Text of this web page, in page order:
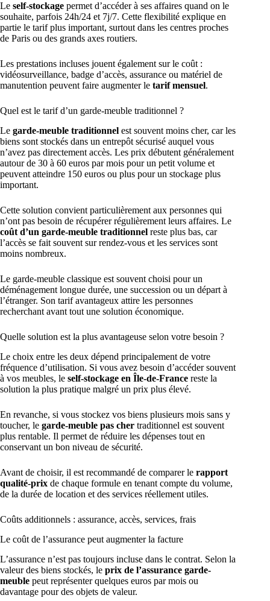
Le self-stockage permet d’accéder à ses affaires quand on le
souhaite, parfois 24h/24 et 7j/7. Cette flexibilité explique en
partie le tarif plus important, surtout dans les centres proches
de Paris ou des grands axes routiers.
Les prestations incluses jouent également sur le coût :
vidéosurveillance, badge d’accès, assurance ou matériel de
manutention peuvent faire augmenter le tarif mensuel.
Quel est le tarif d’un garde-meuble traditionnel ?
Le garde-meuble traditionnel est souvent moins cher, car les
biens sont stockés dans un entrepôt sécurisé auquel vous
n’avez pas directement accès. Les prix débutent généralement
autour de 30 à 60 euros par mois pour un petit volume et
peuvent atteindre 150 euros ou plus pour un stockage plus
important.
Cette solution convient particulièrement aux personnes qui
n’ont pas besoin de récupérer régulièrement leurs affaires. Le
coût d’un garde-meuble traditionnel reste plus bas, car
l’accès se fait souvent sur rendez-vous et les services sont
moins nombreux.
Le garde-meuble classique est souvent choisi pour un
déménagement longue durée, une succession ou un départ à
l’étranger. Son tarif avantageux attire les personnes
recherchant avant tout une solution économique.
Quelle solution est la plus avantageuse selon votre besoin ?
Le choix entre les deux dépend principalement de votre
fréquence d’utilisation. Si vous avez besoin d’accéder souvent
à vos meubles, le self-stockage en Île-de-France reste la
solution la plus pratique malgré un prix plus élevé.
En revanche, si vous stockez vos biens plusieurs mois sans y
toucher, le garde-meuble pas cher traditionnel est souvent
plus rentable. Il permet de réduire les dépenses tout en
conservant un bon niveau de sécurité.
Avant de choisir, il est recommandé de comparer le rapport
qualité-prix de chaque formule en tenant compte du volume,
de la durée de location et des services réellement utiles.
Coûts additionnels : assurance, accès, services, frais
Le coût de l’assurance peut augmenter la facture
L’assurance n’est pas toujours incluse dans le contrat. Selon la
valeur des biens stockés, le prix de l’assurance garde-
meuble peut représenter quelques euros par mois ou
davantage pour des objets de valeur.